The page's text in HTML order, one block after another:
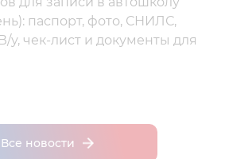
паспорт, фото, СНИЛС,
у, чек-лист и документы для
Все новости